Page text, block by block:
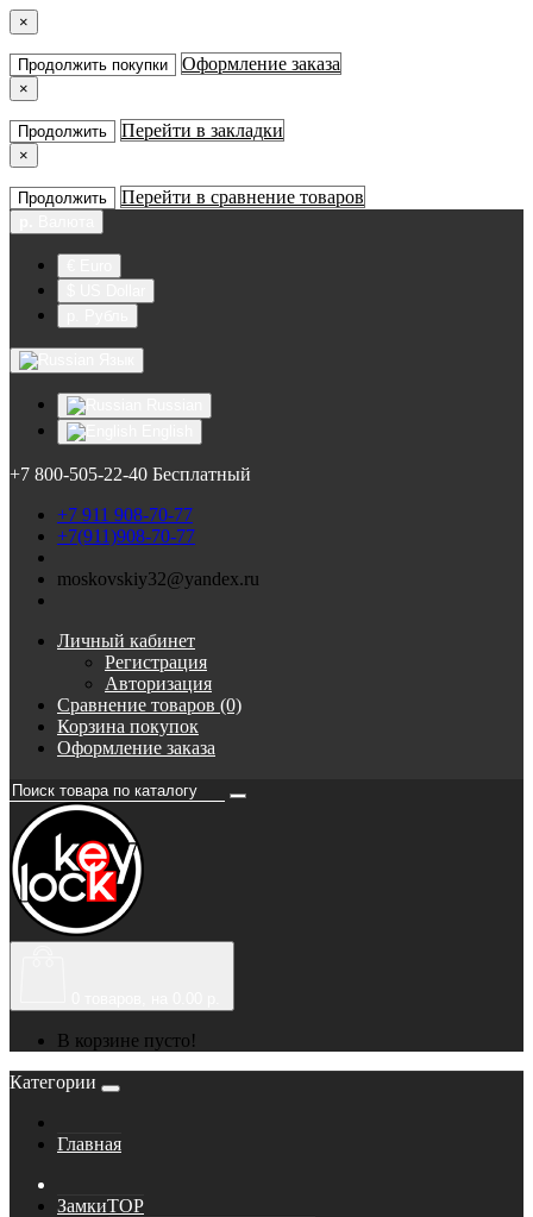
×
Продолжить покупки Оформление заказа
×
Продолжить Перейти в закладки
×
Продолжить Перейти в сравнение товаров
+7 800-505-22-40 Бесплатный
+7 911 908-70-77
+7(911)908-70-77
moskovskiy32@yandex.ru
Личный кабинет
Регистрация
Авторизация
Сравнение товаров (0)
Корзина покупок
Оформление заказа
В корзине пусто!
Категории
Главная
ЗамкиTOP